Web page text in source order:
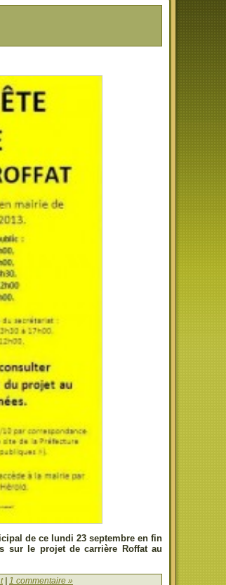
de ce lundi 23 septembre en fin
sur le projet de carrière Roffat au
| 1 commentaire »